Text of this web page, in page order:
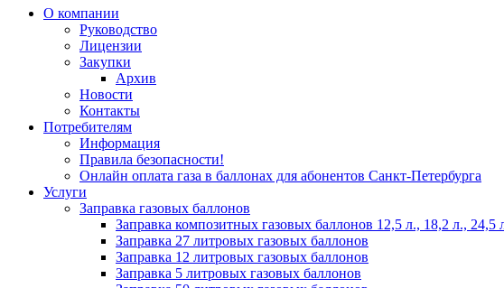
О компании
Руководство
Лицензии
Закупки
Архив
Новости
Контакты
Потребителям
Информация
Правила безопасности!
Онлайн оплата газа в баллонах для абонентов Санкт-Петербурга
Услуги
Заправка газовых баллонов
Заправка композитных газовых баллонов 12,5 л., 18,2 л., 24,5
Заправка 27 литровых газовых баллонов
Заправка 12 литровых газовых баллонов
Заправка 5 литровых газовых баллонов